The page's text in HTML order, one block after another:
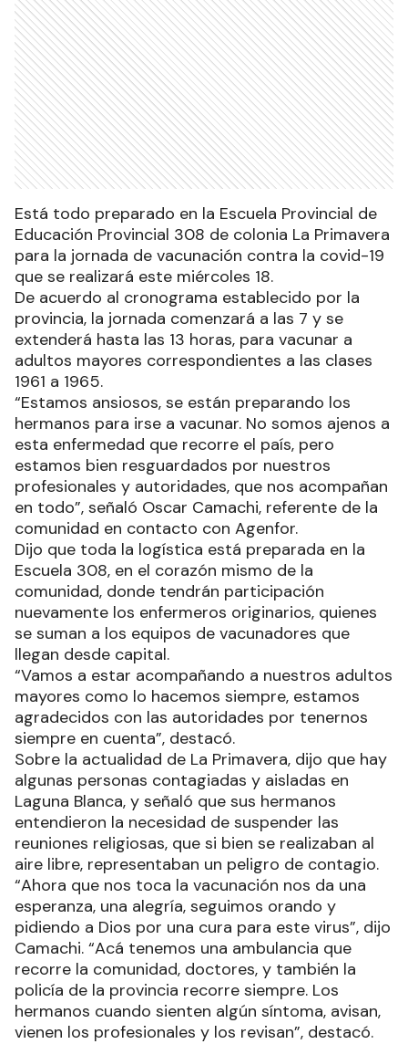
Está todo preparado en la Escuela Provincial de
Educación Provincial 308 de colonia La Primavera
para la jornada de vacunación contra la covid-19
que se realizará este miércoles 18.
De acuerdo al cronograma establecido por la
provincia, la jornada comenzará a las 7 y se
extenderá hasta las 13 horas, para vacunar a
adultos mayores correspondientes a las clases
1961 a 1965.
“Estamos ansiosos, se están preparando los
hermanos para irse a vacunar. No somos ajenos a
esta enfermedad que recorre el país, pero
estamos bien resguardados por nuestros
profesionales y autoridades, que nos acompañan
en todo”, señaló Oscar Camachi, referente de la
comunidad en contacto con Agenfor.
Dijo que toda la logística está preparada en la
Escuela 308, en el corazón mismo de la
comunidad, donde tendrán participación
nuevamente los enfermeros originarios, quienes
se suman a los equipos de vacunadores que
llegan desde capital.
“Vamos a estar acompañando a nuestros adultos
mayores como lo hacemos siempre, estamos
agradecidos con las autoridades por tenernos
siempre en cuenta”, destacó.
Sobre la actualidad de La Primavera, dijo que hay
algunas personas contagiadas y aisladas en
Laguna Blanca, y señaló que sus hermanos
entendieron la necesidad de suspender las
reuniones religiosas, que si bien se realizaban al
aire libre, representaban un peligro de contagio.
“Ahora que nos toca la vacunación nos da una
esperanza, una alegría, seguimos orando y
pidiendo a Dios por una cura para este virus”, dijo
Camachi. “Acá tenemos una ambulancia que
recorre la comunidad, doctores, y también la
policía de la provincia recorre siempre. Los
hermanos cuando sienten algún síntoma, avisan,
vienen los profesionales y los revisan”, destacó.